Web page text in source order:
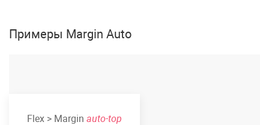
Примеры Margin Auto
Flex > Margin auto-top